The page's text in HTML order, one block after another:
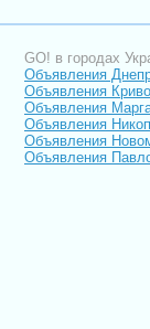
GO! в городах
Объявления
Объявления
Объявления
Объявления
Объявления
Объявления